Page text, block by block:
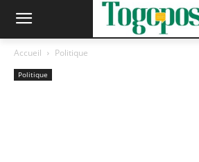
Accueil Politique
Politique